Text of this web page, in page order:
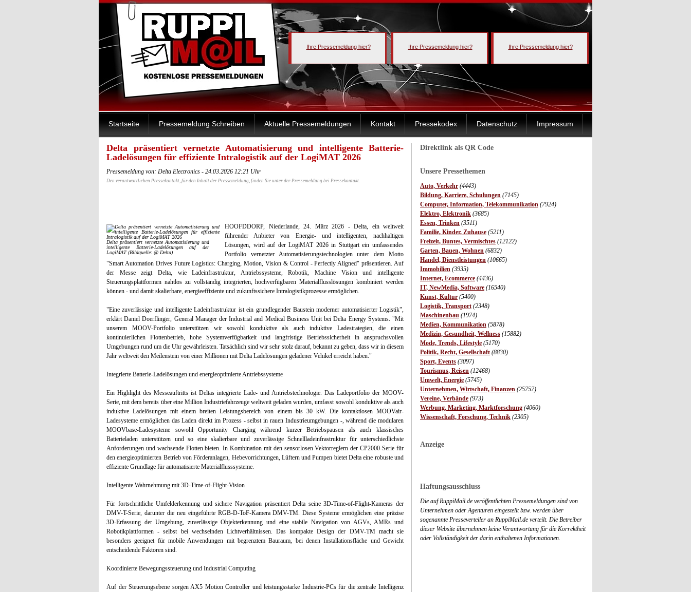
Ihre Pressemeldung hier? Ihre Pressemeldung hier? Ihre Pressemeldung hier?
Startseite Pressemeldung Schreiben Aktuelle Pressemeldungen Kontakt Pressekodex Datenschutz Impressum
Direktlink als QR Code
Unsere Pressethemen
Auto, Verkehr (4443)
Bildung, Karriere, Schulungen (7145)
Computer, Information, Telekommunikation (7924)
Elektro, Elektronik (3685)
Essen, Trinken (3511)
Familie, Kinder, Zuhause (5211)
Freizeit, Buntes, Vermischtes (12122)
Garten, Bauen, Wohnen (6832)
Handel, Dienstleistungen (10665)
Immobilien (3935)
Internet, Ecommerce (4436)
IT, NewMedia, Software (16540)
Kunst, Kultur (5400)
Logistik, Transport (2348)
Maschinenbau (1974)
Medien, Kommunikation (5878)
Medizin, Gesundheit, Wellness (15882)
Mode, Trends, Lifestyle (5170)
Politik, Recht, Gesellschaft (8830)
Sport, Events (3097)
Tourismus, Reisen (12468)
Umwelt, Energie (5745)
Unternehmen, Wirtschaft, Finanzen (25757)
Vereine, Verbände (973)
Werbung, Marketing, Marktforschung (4060)
Wissenschaft, Forschung, Technik (2305)
Anzeige
Haftungsausschluss
Die auf RuppiMail.de veröffentlichten Pressemeldungen sind von
Unternehmen oder Agenturen eingestellt bzw. werden über
sogenannte Presseverteiler an RuppiMail.de verteilt. Die Betreiber
dieser Website übernehmen keine Verantwortung für die Korrektheit
oder Vollständigkeit der darin enthaltenen Informationen.
Delta präsentiert vernetzte Automatisierung und intelligente Batterie-
Ladelösungen für effiziente Intralogistik auf der LogiMAT 2026
Pressemeldung von: Delta Electronics - 24.03.2026 12:21 Uhr
Den verantwortlichen Pressekontakt, für den Inhalt der Pressemeldung, finden Sie unter der Pressemeldung bei Pressekontakt.
Delta präsentiert vernetzte Automatisierung und
intelligente Batterie-Ladelösungen auf der
LogiMAT (Bildquelle: @ Delta)
HOOFDDORP, Niederlande, 24. März 2026 - Delta, ein weltweit
führender Anbieter von Energie- und intelligenten, nachhaltigen
Lösungen, wird auf der LogiMAT 2026 in Stuttgart ein umfassendes
Portfolio vernetzter Automatisierungstechnologien unter dem Motto
"Smart Automation Drives Future Logistics: Charging, Motion, Vision & Control - Perfectly Aligned" präsentieren. Auf
der Messe zeigt Delta, wie Ladeinfrastruktur, Antriebssysteme, Robotik, Machine Vision und intelligente
Steuerungsplattformen nahtlos zu vollständig integrierten, hochverfügbaren Materialflusslösungen kombiniert werden
können - und damit skalierbare, energieeffiziente und zukunftssichere Intralogistikprozesse ermöglichen.
"Eine zuverlässige und intelligente Ladeinfrastruktur ist ein grundlegender Baustein moderner automatisierter Logistik",
erklärt Daniel Doerflinger, General Manager der Industrial and Medical Business Unit bei Delta Energy Systems. "Mit
unserem MOOV-Portfolio unterstützen wir sowohl konduktive als auch induktive Ladestrategien, die einen
kontinuierlichen Flottenbetrieb, hohe Systemverfügbarkeit und langfristige Betriebssicherheit in anspruchsvollen
Umgebungen rund um die Uhr gewährleisten. Tatsächlich sind wir sehr stolz darauf, bekannt zu geben, dass wir in diesem
Jahr weltweit den Meilenstein von einer Millionen mit Delta Ladelösungen geladener Vehikel erreicht haben."
Integrierte Batterie-Ladelösungen und energieoptimierte Antriebssysteme
Ein Highlight des Messeauftritts ist Deltas integrierte Lade- und Antriebstechnologie. Das Ladeportfolio der MOOV-
Serie, mit dem bereits über eine Million Industriefahrzeuge weltweit geladen wurden, umfasst sowohl konduktive als auch
induktive Ladelösungen mit einem breiten Leistungsbereich von einem bis 30 kW. Die kontaktlosen MOOVair-
Ladesysteme ermöglichen das Laden direkt im Prozess - selbst in rauen Industrieumgebungen -, während die modularen
MOOVbase-Ladesysteme sowohl Opportunity Charging während kurzer Betriebspausen als auch klassisches
Batterieladen unterstützen und so eine skalierbare und zuverlässige Schnellladeinfrastruktur für unterschiedlichste
Anforderungen und wachsende Flotten bieten. In Kombination mit den sensorlosen Vektorreglern der CP2000-Serie für
den energieoptimierten Betrieb von Förderanlagen, Hebevorrichtungen, Lüftern und Pumpen bietet Delta eine robuste und
effiziente Grundlage für automatisierte Materialflusssysteme.
Intelligente Wahrnehmung mit 3D-Time-of-Flight-Vision
Für fortschrittliche Umfelderkennung und sichere Navigation präsentiert Delta seine 3D-Time-of-Flight-Kameras der
DMV-T-Serie, darunter die neu eingeführte RGB-D-ToF-Kamera DMV-TM. Diese Systeme ermöglichen eine präzise
3D-Erfassung der Umgebung, zuverlässige Objekterkennung und eine stabile Navigation von AGVs, AMRs und
Robotikplattformen - selbst bei wechselnden Lichtverhältnissen. Das kompakte Design der DMV-TM macht sie
besonders geeignet für mobile Anwendungen mit begrenztem Bauraum, bei denen Installationsfläche und Gewicht
entscheidende Faktoren sind.
Koordinierte Bewegungssteuerung und Industrial Computing
Auf der Steuerungsebene sorgen AX5 Motion Controller und leistungsstarke Industrie-PCs für die zentrale Intelligenz